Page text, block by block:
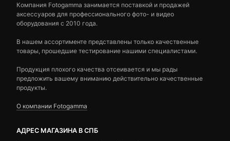
Компания Fotogamma занимается поставкой и продажей
аксессуаров для профессионального фото- и видео
оборудования с 2010 года.
В нашем ассортименте представлены только качественные
товары, прошедшие тестирование нашими специалистами.
Продукция плохого качества отсеивается и мы рады
предложить вашему вниманию действительно качественные
продукты.
О компании Fotogamma
АДРЕС МАГАЗИНА В СПБ